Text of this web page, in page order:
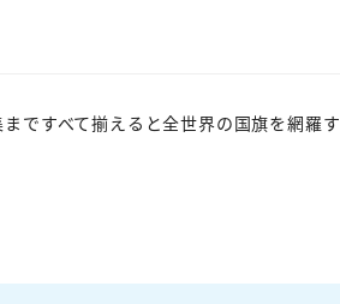
まですべて揃えると全世界の国旗を網羅す